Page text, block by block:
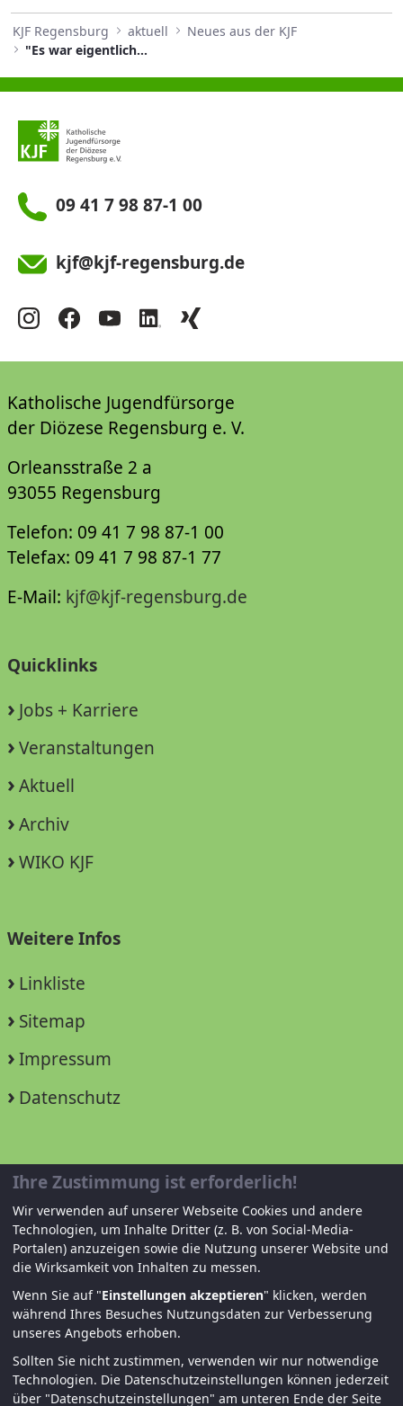
KJF Regensburg aktuell
Neues aus der KJF
"Es war eigentlich ziemlich cool"
09 41 7 98 87-1 00
kjf@kjf-regensburg.de
Katholische Jugendfürsorge
der Diözese Regensburg e. V.
Orleansstraße 2 a
93055 Regensburg
Telefon: 09 41 7 98 87-1 00
Telefax: 09 41 7 98 87-1 77
E-Mail: kjf@kjf-regensburg.de
Quicklinks
Jobs + Karriere
Veranstaltungen
Aktuell
Archiv
WIKO KJF
Weitere Infos
Linkliste
Sitemap
Impressum
Datenschutz
Unterstützen Sie uns!
Mitglied werden
Spenden und helfen
Ihre Zustimmung ist erforderlich!
Wir verwenden auf unserer Webseite Cookies und andere
Technologien, um Inhalte Dritter (z. B. von Social-Media-
Portalen) anzuzeigen sowie die Nutzung unserer Website und
die Wirksamkeit von Inhalten zu messen.
Wenn Sie auf "Einstellungen akzeptieren" klicken, werden
während Ihres Besuches Nutzungsdaten zur Verbesserung
unseres Angebots erhoben.
Sollten Sie nicht zustimmen, verwenden wir nur notwendige
Technologien. Die Datenschutzeinstellungen können jederzeit
über "Datenschutzeinstellungen" am unteren Ende der Seite